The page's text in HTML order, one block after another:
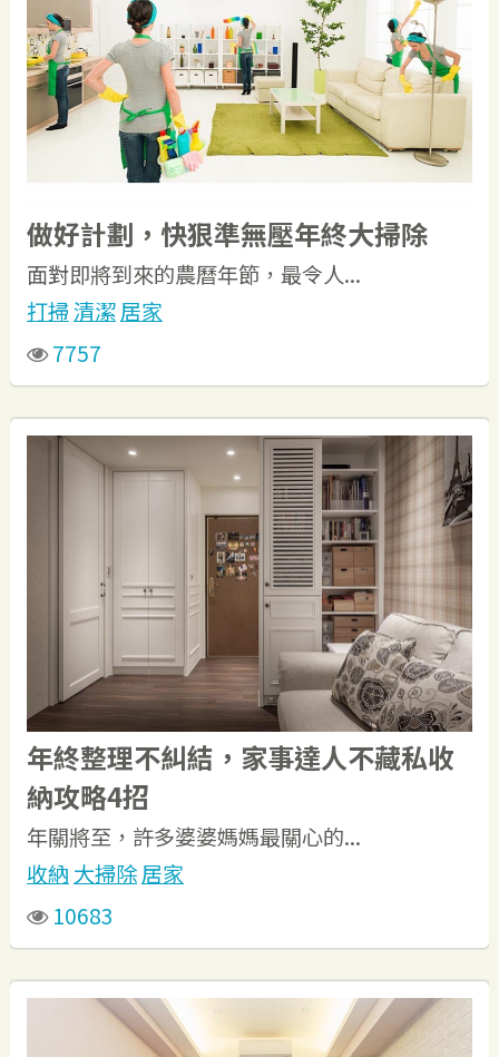
做好計劃，快狠準無壓年終大掃除
面對即將到來的農曆年節，最令人...
打掃清潔居家
7757
年終整理不糾結，家事達人不藏私收
納攻略4招
年關將至，許多婆婆媽媽最關心的...
收納 大掃除居家
10683